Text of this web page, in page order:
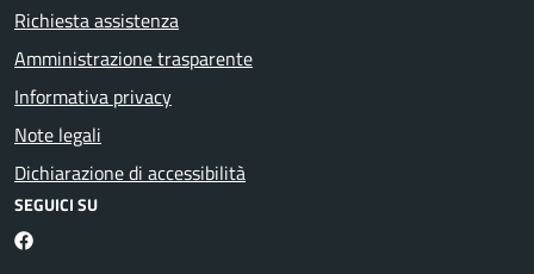
Richiesta assistenza
Amministrazione trasparente
Informativa privacy
Note legali
Dichiarazione di accessibilità
SEGUICI SU
Facebook